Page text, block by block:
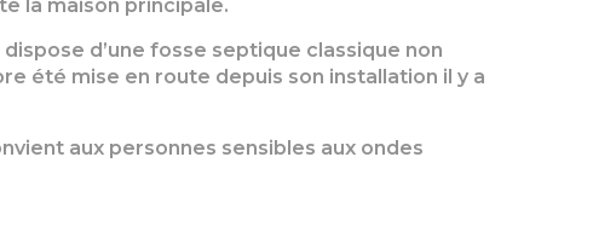
la maison principale.
d’une fosse septique classique non
été mise en route depuis son installation il y a
aux personnes sensibles aux ondes